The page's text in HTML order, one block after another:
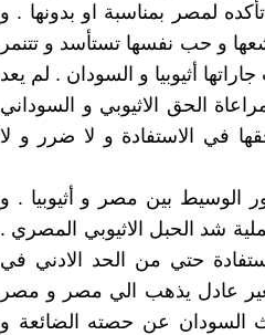
لمصر بمناسبة او بدونها . و
و حب نفسها تستأسد و تتنمر
أثيوبيا و السودان . لم يعد
الحق الاثيوبي و السوداني
في الاستفادة و لا ضرر و لا
الوسيط بين مصر و أثيوبيا . و
شد الحبل الاثيوبي المصري .
حتي من الحد الادني في
عادل يذهب الي مصر و مصر
السودان عن حصته الضائعة و